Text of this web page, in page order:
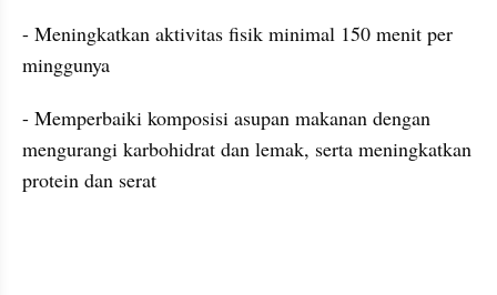
- Meningkatkan aktivitas fisik minimal 150 menit per
minggunya
- Memperbaiki komposisi asupan makanan dengan
mengurangi karbohidrat dan lemak, serta meningkatkan
protein dan serat